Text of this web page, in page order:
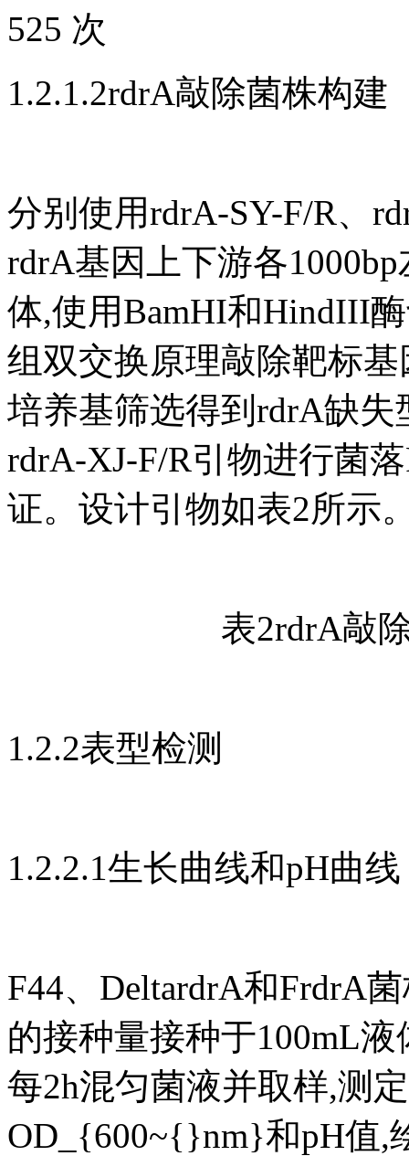
525 次
1.2.1.2rdrA敲除菌株构建
分别使用rdrA-SY-F/R、
rdrA基因上下游各
体,使用BamHI和HindIII
组双交换原理敲除靶标
培养基筛选得到rdrA缺
rdrA-XJ-F/R引物进行菌
证。设计引物如表2所示
表2rdrA敲
1.2.2表型检测
1.2.2.1生长曲线和pH曲线
F44、DeltardrA和FrdrA
的接种量接种于100mL
每2h混匀菌液并取样,测
OD_{600~{}nm}和pH值,